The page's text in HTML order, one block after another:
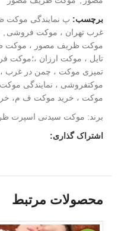
برچسب: پ نمایندگی موکت
غرب تهران ، موکت فروشی
موکت ظریف مصور ، موکت
تایل ، موکت ارزان ،؛موکت
تمیزی موکت ، چمن در غرب ،
موکتفروشی ، نمایندگی
موکت ، خرید موکت ف م،
برند: موکت سیدنی اسپرت
اشتراک گذاری:
محصولات مرتبط